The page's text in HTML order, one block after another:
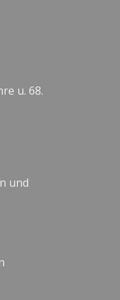
u. 68.
und